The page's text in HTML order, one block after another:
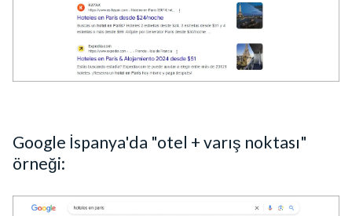
Google İspanya'da "otel + varış noktası"
örneği: